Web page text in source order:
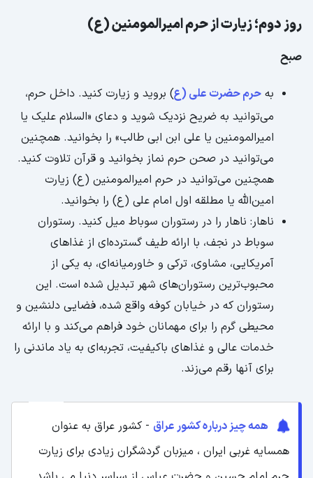
روز دوم؛ زیارت از حرم امیرالمومنین (ع)
صبح
به حرم حضرت علی (ع) بروید و زیارت کنید. داخل حرم،
می‌توانید به ضریح نزدیک شوید و دعای «السلام علیک یا
امیرالمومنین یا علی ابن ابی طالب» را بخوانید. همچنین
می‌توانید در صحن حرم نماز بخوانید و قرآن تلاوت کنید.
همچنین می‌توانید در حرم امیرالمومنین (ع) زیارت
امین‌الله یا مطلقه اول امام علی (ع) را بخوانید.
ناهار: ناهار را در رستوران سوباط میل کنید. رستوران
سوباط در نجف، با ارائه طیف گسترده‌ای از غذاهای
آمریکایی، مشاوی، ترکی و خاورمیانه‌ای، به یکی از
محبوب‌ترین رستوران‌های شهر تبدیل شده است. این
رستوران که در خیابان کوفه واقع شده، فضایی دلنشین و
محیطی گرم را برای مهمانان خود فراهم می‌کند و با ارائه
خدمات عالی و غذاهای باکیفیت، تجربه‌ای به یاد ماندنی را
برای آنها رقم می‌زند.
همه چیز درباره کشور عراق - کشور عراق به عنوان
همسایه غربی ایران ، میزبان گردشگران زیادی برای زیارت